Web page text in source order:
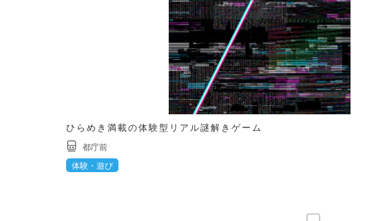
ひらめき満載の体験型リアル謎解きゲーム
都庁前
体験・遊び